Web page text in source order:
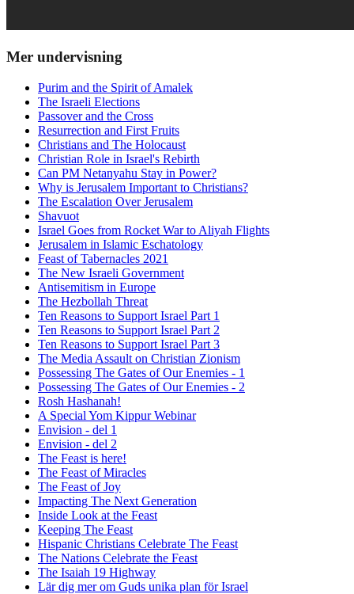
Mer undervisning
Purim and the Spirit of Amalek
The Israeli Elections
Passover and the Cross
Resurrection and First Fruits
Christians and The Holocaust
Christian Role in Israel's Rebirth
Can PM Netanyahu Stay in Power?
Why is Jerusalem Important to Christians?
The Escalation Over Jerusalem
Shavuot
Israel Goes from Rocket War to Aliyah Flights
Jerusalem in Islamic Eschatology
Feast of Tabernacles 2021
The New Israeli Government
Antisemitism in Europe
The Hezbollah Threat
Ten Reasons to Support Israel Part 1
Ten Reasons to Support Israel Part 2
Ten Reasons to Support Israel Part 3
The Media Assault on Christian Zionism
Possessing The Gates of Our Enemies - 1
Possessing The Gates of Our Enemies - 2
Rosh Hashanah!
A Special Yom Kippur Webinar
Envision - del 1
Envision - del 2
The Feast is here!
The Feast of Miracles
The Feast of Joy
Impacting The Next Generation
Inside Look at the Feast
Keeping The Feast
Hispanic Christians Celebrate The Feast
The Nations Celebrate the Feast
The Isaiah 19 Highway
Lär dig mer om Guds unika plan för Israel